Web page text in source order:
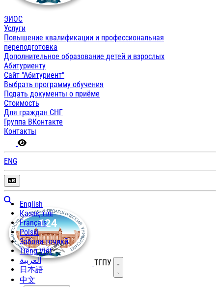
ЭИОС
Услуги
Повышение квалификации и профессиональная
переподготовка
Дополнительное образование детей и взрослых
Абитуриенту
Сайт "Абитуриент"
Выбрать программу обучения
Подать документы о приёме
Стоимость
Для граждан СНГ
Группа ВКонтакте
Контакты
ENG
English
Қазақ тілі
Français
Polski
Забони тоҷикӣ
Tiếng Việt
العربية
日本語
中文
ТГПУ Открыть меню